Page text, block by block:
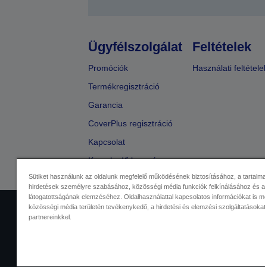
Ügyfélszolgálat
Promóciók
Termékregisztráció
Garancia
CoverPlus regisztráció
Kapcsolat
Kereskedő keresése
Feltételek
Használati
Kereskedelmi központ
Sütiket használunk az oldalunk megfelelő működésének biztosításához, a
hirdetések személyre szabásához, közösségi média funkciók felkínálásához és
látogatottságának elemzéséhez. Oldalhasználattal kapcsolatos információkat is
közösségi média területén tevékenykedő, a hirdetési és elemzési
partnereinkkel.